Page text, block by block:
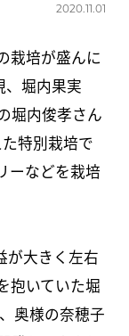
2020.11.01
栽培が盛んに
、堀内果実
堀内俊孝さん
特別栽培で
ーなどを栽培
が大きく左右
抱いていた堀
奥様の奈穂子